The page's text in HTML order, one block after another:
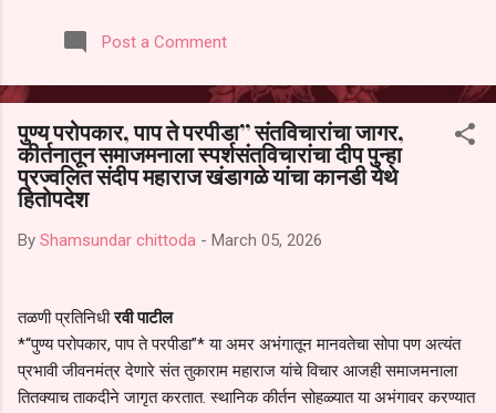
पालकांना देण्यात आली नसल्याने मोठ्या संख्येने पालक बैठकीस उपस्थित राहू शकले
नाहीत. तसेच सर्व पालकांना विश्वासात न घेता निवड प्रक्रिया पूर्ण करण्यात
करण्यात यावी आणि सर्व पालकांच्या उपस्थितीत मतदान पद्धतीने शालेय समितीची
फेरनिवडणूक घेण्यात यावी, अशी मागणी पालकांनी केली आहे. या निवेदनाच्या प्रती
जिल्हा शिक्षण अधिकारी (प्राथमिक), जालना तसेच तालुका शिक्षण अधिकारी,
परतूर यांनाही पाठविण्यात आल्या असून प्रशासन याबाबत काय निर्णय घेते, याकडे
पालकांचे लक्ष लागले आहे. या न...
Post a Comment
पुण्य परोपकार, पाप ते परपीडा” संतविचारांचा जागर,
कीर्तनातून समाजमनाला स्पर्शसंतविचारांचा दीप पुन्हा
प्रज्वलित संदीप महाराज खंडागळे यांचा कानडी येथे
हितोपदेश
By Shamsundar chittoda - March 05, 2026
तळणी प्रतिनिधीरवी पाटील
*“पुण्य परोपकार, पाप ते परपीडा”* या अमर अभंगातून मानवतेचा सोपा पण अत्यंत
प्रभावी जीवनमंत्र देणारे संत तुकाराम महाराज यांचे विचार आजही समाजमनाला
तितक्याच ताकदीने जागृत करतात. स्थानिक कीर्तन सोहळ्यात या अभंगावर करण्यात